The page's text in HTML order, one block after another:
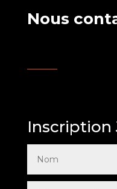
Nous
Inscription